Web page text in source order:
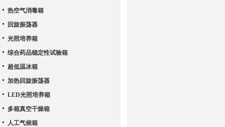
热空气消毒箱
回旋振荡器
光照培养箱
综合药品稳定性试验箱
超低温冰箱
加热回旋振荡器
LED光照培养箱
多箱真空干燥箱
人工气候箱